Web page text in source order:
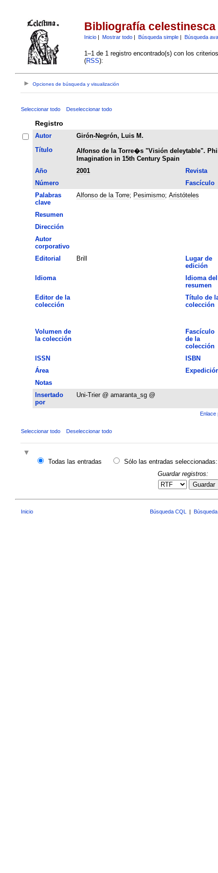
Bibliografía celestinesca
Inicio| Mostrar todo| Búsqueda simple| Búsqueda
1–1 de 1 registro encontrado(s) con los
(RSS):
Opciones de búsqueda y visualización
Seleccionar todo Deseleccionar todo
Registro
Autor
Girón-Negrón, Luis M.
Título
Alfonso de la Torre�s "Visión deleytable".
Imagination in 15th Century Spain
Año
2001
Revista
Número
Fascículo
Palabras
clave
Alfonso de la Torre; Pesimismo; Aristóteles
Resumen
Dirección
Autor
corporativo
Editorial
Brill
Lugar de
edición
Idioma
Idioma del
resumen
Editor de la
colección
Título de
colección
Volumen de
la colección
Fascículo
de la
colección
ISSN
ISBN
Área
Notas
Insertado
por
Uni-Trier @ amaranta_sg @
Enlace
Seleccionar todo Deseleccionar todo
Todas las entradas
Sólo las entradas seleccionadas:
Guardar registros:
Guardar
Inicio Búsqueda CQL